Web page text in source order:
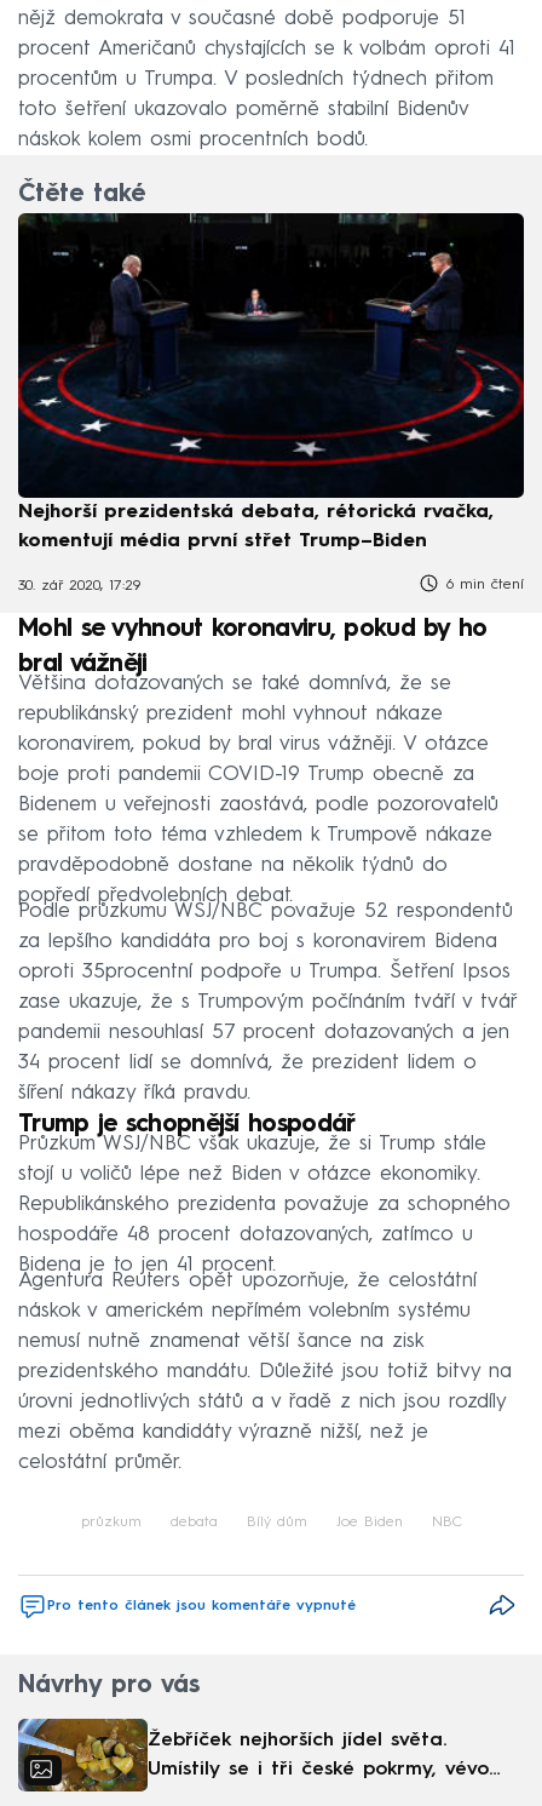
nějž demokrata v současné době podporuje 51
procent Američanů chystajících se k volbám oproti 41
procentům u Trumpa. V posledních týdnech přitom
toto šetření ukazovalo poměrně stabilní Bidenův
náskok kolem osmi procentních bodů.
Čtěte také
Nejhorší prezidentská debata, rétorická rvačka,
komentují média první střet Trump–Biden
30. zář 2020, 17:29 6 min čtení
Mohl se vyhnout koronaviru, pokud by ho
bral vážněji
Většina dotazovaných se také domnívá, že se
republikánský prezident mohl vyhnout nákaze
koronavirem, pokud by bral virus vážněji. V otázce
boje proti pandemii COVID-19 Trump obecně za
Bidenem u veřejnosti zaostává, podle pozorovatelů
se přitom toto téma vzhledem k Trumpově nákaze
pravděpodobně dostane na několik týdnů do
popředí předvolebních debat.
Podle průzkumu WSJ/NBC považuje 52 respondentů
za lepšího kandidáta pro boj s koronavirem Bidena
oproti 35procentní podpoře u Trumpa. Šetření Ipsos
zase ukazuje, že s Trumpovým počínáním tváří v tvář
pandemii nesouhlasí 57 procent dotazovaných a jen
34 procent lidí se domnívá, že prezident lidem o
šíření nákazy říká pravdu.
Trump je schopnější hospodář
Průzkum WSJ/NBC však ukazuje, že si Trump stále
stojí u voličů lépe než Biden v otázce ekonomiky.
Republikánského prezidenta považuje za schopného
hospodáře 48 procent dotazovaných, zatímco u
Bidena je to jen 41 procent.
Agentura Reuters opět upozorňuje, že celostátní
náskok v americkém nepřímém volebním systému
nemusí nutně znamenat větší šance na zisk
prezidentského mandátu. Důležité jsou totiž bitvy na
úrovni jednotlivých států a v řadě z nich jsou rozdíly
mezi oběma kandidáty výrazně nižší, než je
celostátní průměr.
průzkum debata Bílý dům Joe Biden NBC
Pro tento článek jsou komentáře vypnuté
Návrhy pro vás
Žebříček nejhorších jídel světa.
Umístily se i tři české pokrmy, vévodí